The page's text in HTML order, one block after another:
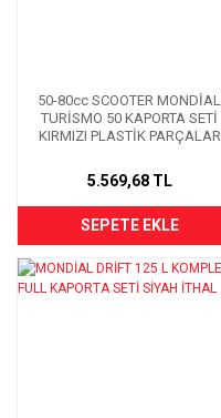
50-80cc SCOOTER MONDİAL
TURİSMO 50 KAPORTA SETİ
KIRMIZI PLASTİK PARÇALAR
5.569,68 TL
SEPETE EKLE